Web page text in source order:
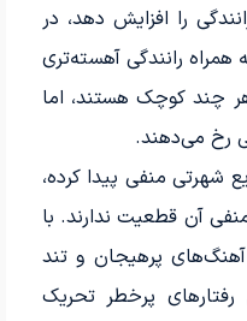
را افزایش دهد، در
همراه رانندگی آهسته‌تری
چند کوچک هستند، اما
رخ می‌دهند.
شهرتی منفی پیدا کرده،
آن قطعیت ندارند. با
پرهیجان و تند
رفتارهای پرخطر تحریک